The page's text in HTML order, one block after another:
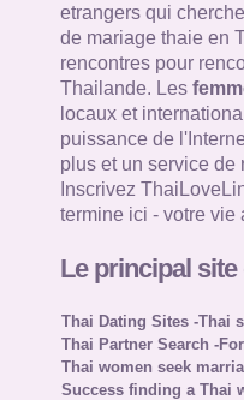
etrangers qui
de mariage thaie en
rencontres pour
Thailande. Les
locaux et
puissance de
plus et un service de
Inscrivez
termine ici - votre vie
Le principal site
Thai Dating Sites -Thai
Thai Partner Search -
Thai women seek
Success finding a Thai